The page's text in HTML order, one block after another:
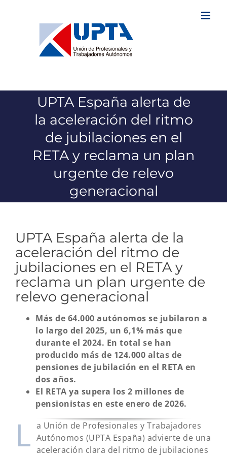
UPTA España alerta de
la aceleración del ritmo
de jubilaciones en el
RETA y reclama un plan
urgente de relevo
generacional
UPTA España alerta de la
aceleración del ritmo de
jubilaciones en el RETA y
reclama un plan urgente de
relevo generacional
Más de 64.000 autónomos se jubilaron a
lo largo del 2025, un 6,1% más que
durante el 2024. En total se han
producido más de 124.000 altas de
pensiones de jubilación en el RETA en
dos años.
El RETA ya supera los 2 millones de
pensionistas en este enero de 2026.
L a Unión de Profesionales y Trabajadores
Autónomos (UPTA España) advierte de una
aceleración clara del ritmo de jubilaciones